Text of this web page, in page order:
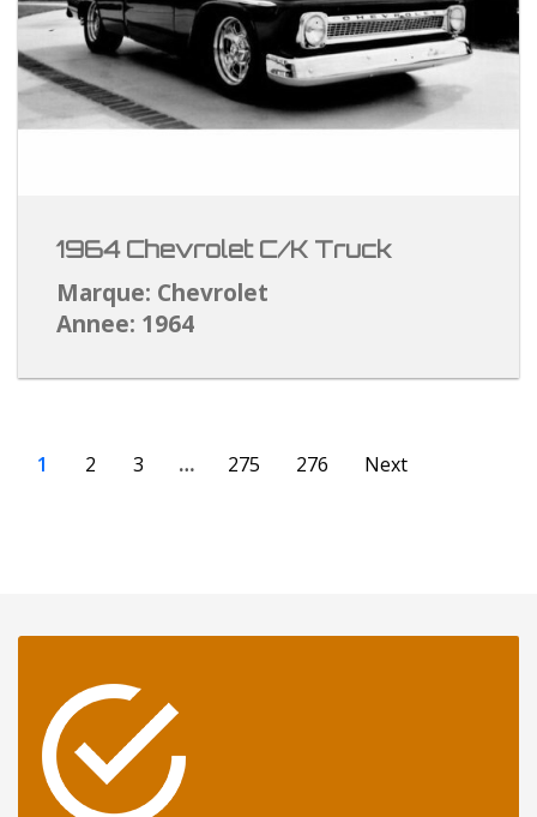
1964 Chevrolet C/K Truck
Marque: Chevrolet
Annee: 1964
1 2 3 … 275 276 Next